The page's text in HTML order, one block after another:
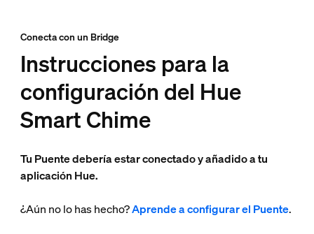
Conecta con un Bridge
Instrucciones para la
configuración del Hue
Smart Chime
Tu Puente debería estar conectado y añadido a tu
aplicación Hue.
¿Aún no lo has hecho?Aprende a configurar el Puente.